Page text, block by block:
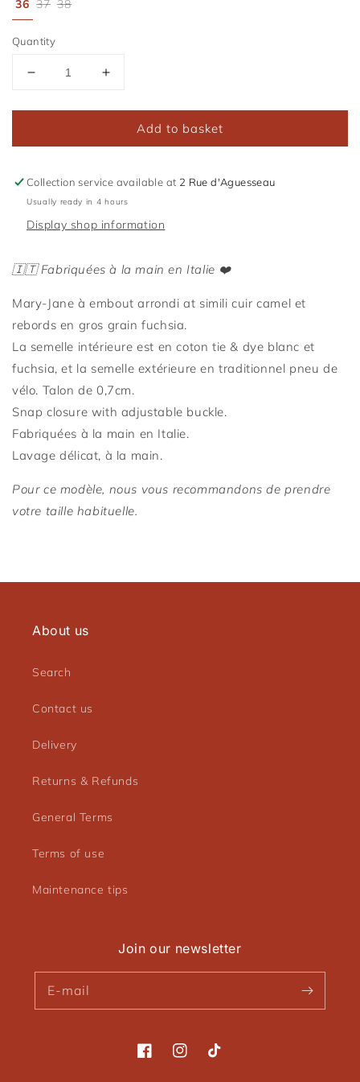
36 37 38
Quantity
Reduce
amount
Bambina
Breeze
Increase
amount
Bambina
Breeze
Add to basket
Collection service available at 2 Rue d'Aguesseau
Usually ready in 4 hours
Display shop information
🇮🇹 Fabriquées à la main en Italie ❤️
Mary-Jane à embout arrondiat simili cuir camel et
rebords en gros grain fuchsia.
La semelle intérieure est en coton tie & dye blanc et
fuchsia, et la semelle extérieure en traditionnel pneu de
vélo. Talon de 0,7cm.
Snap closure with adjustable buckle.
Fabriquées à la main en Italie.
Lavage délicat, à la main.
Pour ce modèle, nous vous recommandons de prendre
votre taille habituelle.
About us
Search
Contact us
Delivery
Returns & Refunds
General Terms
Terms of use
Maintenance tips
Join our newsletter
E-mail
FacebookInstagramTikTok
Connexion requise
produits à votre liste de souhaits et afficher vos
articles précédemment enregistrés.